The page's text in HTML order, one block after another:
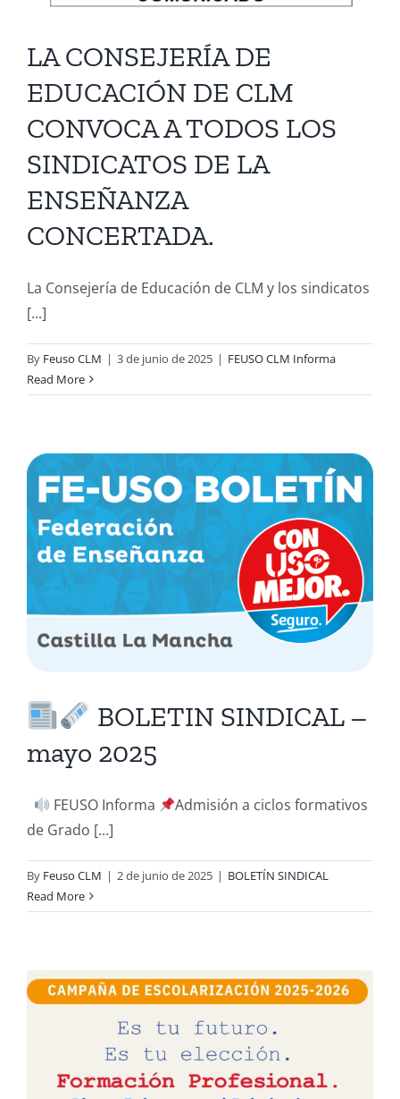
LA CONSEJERÍA DE
EDUCACIÓN DE CLM
CONVOCA A TODOS LOS
SINDICATOS DE LA
ENSEÑANZA
CONCERTADA.
La Consejería de Educación de CLM y los sindicatos
[...]
By Feuso CLM | 3 de junio de 2025 | FEUSO CLM Informa
Read More
BOLETIN SINDICAL –
mayo 2025
FEUSO Informa
Admisión a ciclos formativos
de Grado [...]
By Feuso CLM | 2 de junio de 2025 | BOLETÍN SINDICAL
Read More